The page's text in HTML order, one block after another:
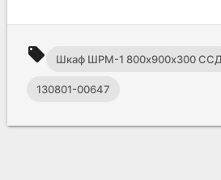
local_offer Шкаф ШРМ-1 800х900х300
130801-00647